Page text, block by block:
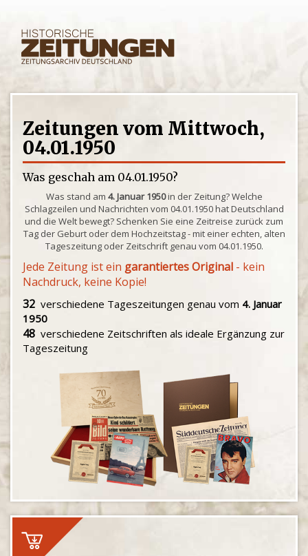
Zeitungen vom Mittwoch,
04.01.1950
Was geschah am 04.01.1950?
Was stand am 4. Januar 1950in der Zeitung? Welche
Schlagzeilen und Nachrichten vom 04.01.1950 hat Deutschland
und die Welt bewegt? Schenken Sie eine Zeitreise zurück zum
Tag der Geburt oder dem Hochzeitstag - mit einer echten, alten
Tageszeitung oder Zeitschrift genau vom 04.01.1950.
Jede Zeitung ist ein garantiertes Original - kein
Nachdruck, keine Kopie!
32 verschiedene Tageszeitungen genau vom 4. Januar
1950
48 verschiedene Zeitschriften als ideale Ergänzung zur
Tageszeitung